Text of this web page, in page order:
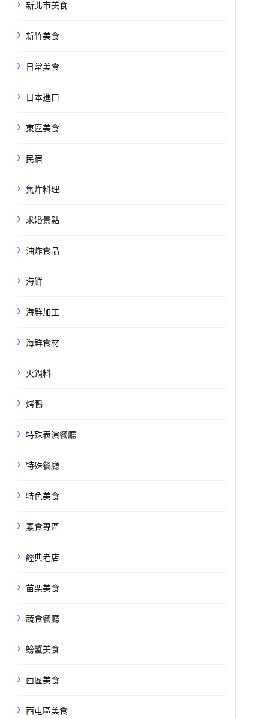
新北市美食
新竹美食
日常美食
日本進口
東區美食
民宿
氣炸料理
求婚景點
油炸食品
海鮮
海鮮加工
海鮮食材
火鍋料
烤鴨
特殊表演餐廳
特殊餐廳
特色美食
素食專區
經典老店
苗栗美食
蔬食餐廳
螃蟹美食
西區美食
西屯區美食